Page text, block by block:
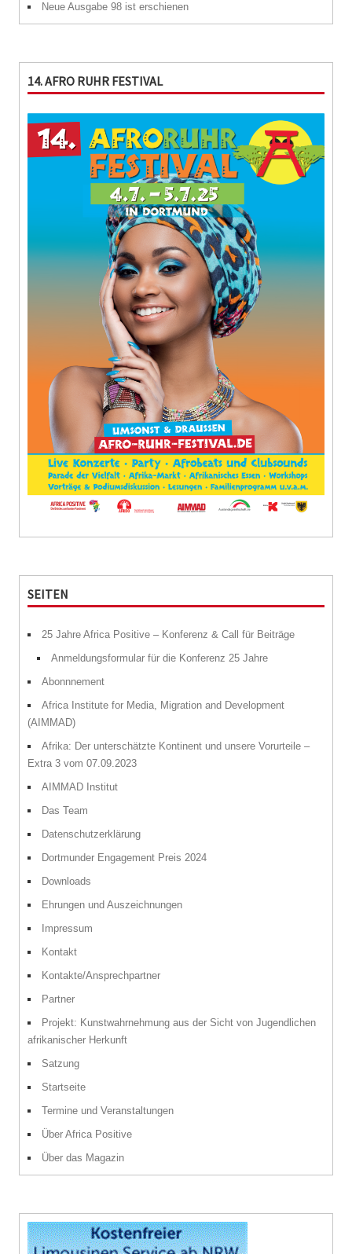
Neue Ausgabe 98 ist erschienen
14. AFRO RUHR FESTIVAL
SEITEN
25 Jahre Africa Positive – Konferenz & Call für Beiträge
Anmeldungsformular für die Konferenz 25 Jahre
Abonnnement
Africa Institute for Media, Migration and Development
(AIMMAD)
Afrika: Der unterschätzte Kontinent und unsere Vorurteile –
Extra 3 vom 07.09.2023
AIMMAD Institut
Das Team
Datenschutzerklärung
Dortmunder Engagement Preis 2024
Downloads
Ehrungen und Auszeichnungen
Impressum
Kontakt
Kontakte/Ansprechpartner
Partner
Projekt: Kunstwahrnehmung aus der Sicht von Jugendlichen
afrikanischer Herkunft
Satzung
Startseite
Termine und Veranstaltungen
Über Africa Positive
Über das Magazin